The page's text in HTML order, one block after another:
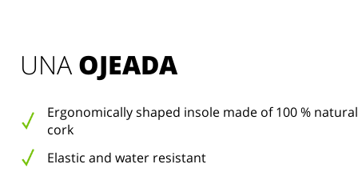
UNA OJEADA
Ergonomically shaped insole made of 100 % natural
cork
Elastic and water resistant